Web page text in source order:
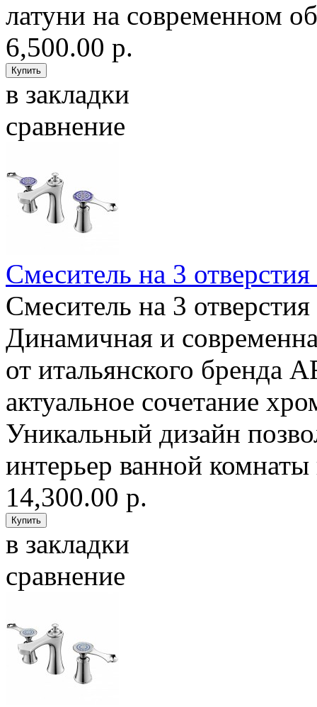
латуни на современном
6,500.00 р.
в закладки
сравнение
Смеситель на 3
Смеситель на 3
Динамичная и
от итальянского бренда
актуальное сочетание
Уникальный дизайн
интерьер ванной комнаты
14,300.00 р.
в закладки
сравнение